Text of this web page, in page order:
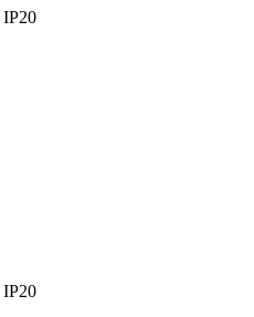
IP20
IP20